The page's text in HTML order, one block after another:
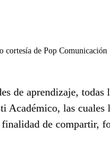
cortesía de Pop Comunicación
de aprendizaje,
Académico, las
de compartir,